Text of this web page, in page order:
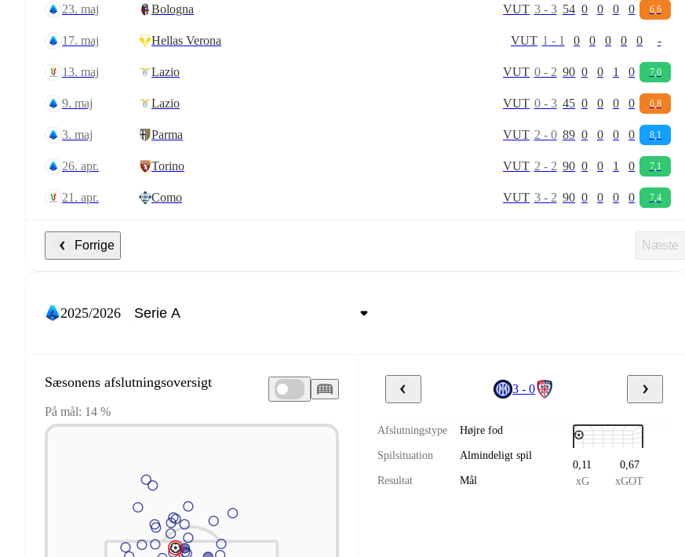
23. maj Bologna VUT 3- 3 54 0 0 0 0 6,6
17. maj Hellas Verona VUT 1 - 1 0 0 0 0 0 -
13. maj Lazio VUT 0- 2 90 0 0 1 0 7,0
9. maj Lazio VUT 0- 3 45 0 0 0 0 6,8
3. maj Parma VUT 2 - 0 89 0 0 0 0 8,1
26. apr. Torino VUT 2 - 2 90 0 0 1 0 7,1
21. apr. Como VUT 3- 2 90 0 0 0 0 7,4
Forrige Næste
2025/2026
Sæsonens afslutningsoversigt
På mål: 14 %
3 - 0
Afslutningstype Højre fod
Spilsituation Almindeligt spil
Resultat Mål
0,11
xG
0,67
xGOT